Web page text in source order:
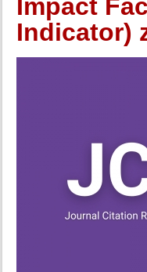
Impact
Indicator)